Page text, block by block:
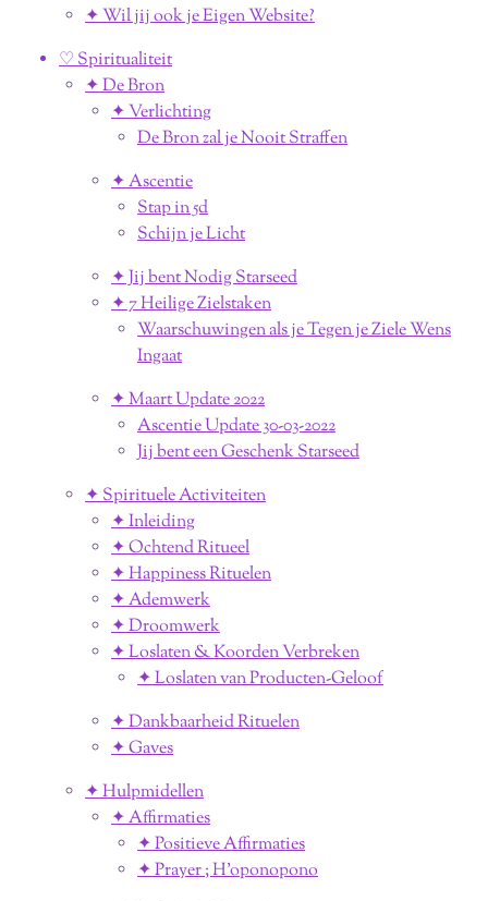
✦ Wil jij ook je Eigen Website?
♡ Spiritualiteit
✦ De Bron
✦ Verlichting
De Bron zal je Nooit Straffen
✦ Ascentie
Stap in 5d
Schijn je Licht
✦ Jij bent Nodig Starseed
✦ 7 Heilige Zielstaken
Waarschuwingen als je Tegen je Ziele Wens
Ingaat
✦ Maart Update 2022
Ascentie Update 30-03-2022
Jij bent een Geschenk Starseed
✦ Spirituele Activiteiten
✦ Inleiding
✦ Ochtend Ritueel
✦ Happiness Rituelen
✦ Ademwerk
✦ Droomwerk
✦ Loslaten & Koorden Verbreken
✦ Loslaten van Producten-Geloof
✦ Dankbaarheid Rituelen
✦ Gaves
✦ Hulpmidellen
✦ Affirmaties
✦ Positieve Affirmaties
✦ Prayer ; H'oponopono